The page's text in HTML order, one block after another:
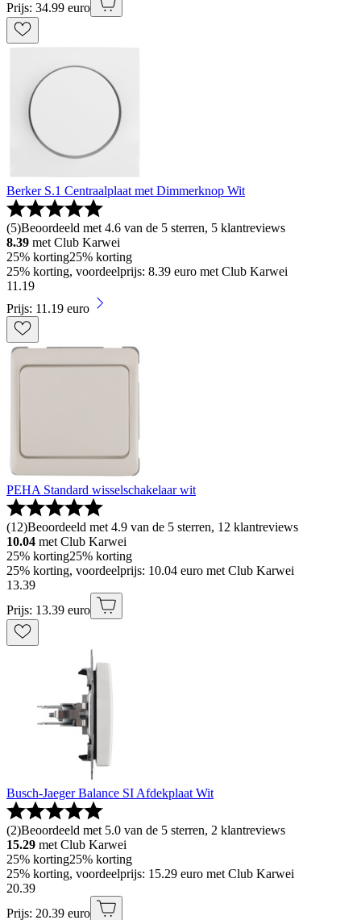
Prijs: 34.99 euro
Berker S.1 Centraalplaat met Dimmerknop Wit
(5)Beoordeeld met 4.6 van de 5 sterren, 5 klantreviews
8.39 met Club Karwei
25% korting25% korting
25% korting, voordeelprijs: 8.39 euro met Club Karwei
11 .19
Prijs: 11.19 euro
PEHA Standard wisselschakelaar wit
(12)Beoordeeld met 4.9 van de 5 sterren, 12 klantreviews
10.04 met Club Karwei
25% korting25% korting
25% korting, voordeelprijs: 10.04 euro met Club Karwei
13.39
Prijs: 13.39 euro
Busch-Jaeger Balance SI Afdekplaat Wit
(2)Beoordeeld met 5.0 van de 5 sterren, 2 klantreviews
15.29 met Club Karwei
25% korting25% korting
25% korting, voordeelprijs: 15.29 euro met Club Karwei
20.39
Prijs: 20.39 euro